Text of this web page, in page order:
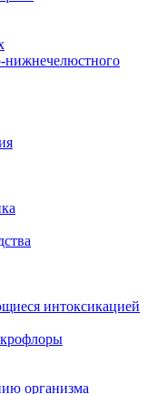
нижнечелюстного
интоксикацией
организма